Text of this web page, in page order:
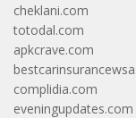
cheklani.com
totodal.com
apkcrave.com
complidia.com
eveningupdates.com